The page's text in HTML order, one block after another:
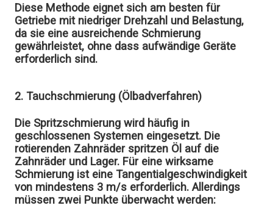
Diese Methode eignet sich am besten für
Getriebe mit niedriger Drehzahl und Belastung,
da sie eine ausreichende Schmierung
gewährleistet, ohne dass aufwändige Geräte
erforderlich sind.
2. Tauchschmierung (Ölbadverfahren)
Die Spritzschmierung wird häufig in
geschlossenen Systemen eingesetzt. Die
rotierenden Zahnräder spritzen Öl auf die
Zahnräder und Lager. Für eine wirksame
Schmierung ist eine Tangentialgeschwindigkeit
von mindestens 3 m/s erforderlich. Allerdings
müssen zwei Punkte überwacht werden: